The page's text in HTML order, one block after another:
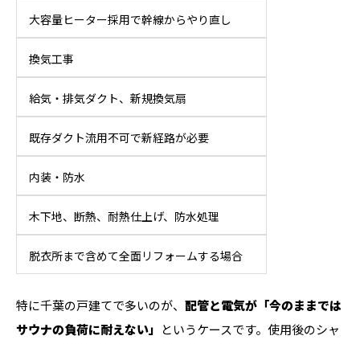
大容量ヒーター採用で幹線からやり直し
換気工事
給気・排気ダクト、新規換気扇
既存ダクト流用不可で新経路が必要
内装・防水
木下地、断熱、耐熱仕上げ、防水処理
脱衣所まで含めて全面リフォームする場合
特に千葉の戸建てで多いのが、 配管と電気が「今のままでは
サウナの負荷に耐えない」 というケースです。使用後のシャ